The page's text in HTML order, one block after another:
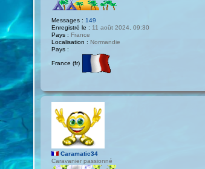
Messages : 149
Enregistré le : 11 août 2024, 09:30
Pays : France
Localisation : Normandie
Pays :
France (fr)
Caramatic34
Caravanier passionné